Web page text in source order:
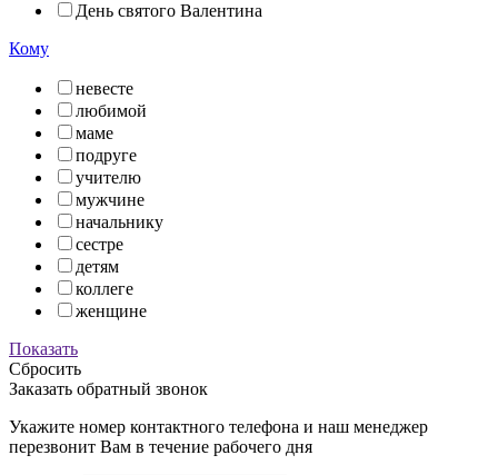
День святого Валентина
Кому
невесте
любимой
маме
подруге
учителю
мужчине
начальнику
сестре
детям
коллеге
женщине
Показать
Сбросить
Заказать обратный звонок
Укажите номер контактного телефона и наш менеджер
перезвонит Вам в течение рабочего дня